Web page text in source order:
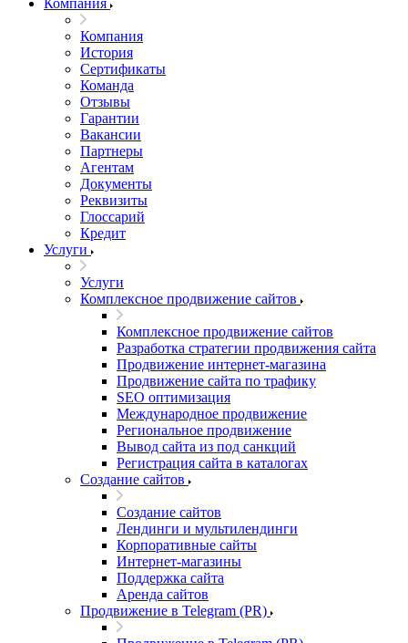
Компания
Компания
История
Сертификаты
Команда
Отзывы
Гарантии
Вакансии
Партнеры
Агентам
Документы
Реквизиты
Глоссарий
Кредит
Услуги
Услуги
Комплексное продвижение сайтов
Комплексное продвижение сайтов
Разработка стратегии продвижения сайта
Продвижение интернет-магазина
Продвижение сайта по трафику
SEO оптимизация
Международное продвижение
Региональное продвижение
Вывод сайта из под санкций
Регистрация сайта в каталогах
Создание сайтов
Создание сайтов
Лендинги и мультилендинги
Корпоративные сайты
Интернет-магазины
Поддержка сайта
Аренда сайтов
Продвижение в Telegram (PR)